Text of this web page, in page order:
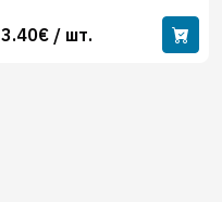
3.40€ / шт.